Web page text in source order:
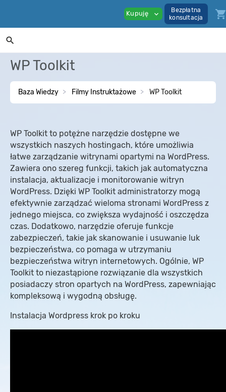
Kupuję expand_more
Bezpłatna
konsultacja
search
WP Toolkit
Baza Wiedzy Filmy Instruktażowe WP Toolkit
WP Toolkit to potężne narzędzie dostępne we
wszystkich naszych hostingach, które umożliwia
łatwe zarządzanie witrynami opartymi na WordPress.
Zawiera ono szereg funkcji, takich jak automatyczna
instalacja, aktualizacje i monitorowanie witryn
WordPress. Dzięki WP Toolkit administratorzy mogą
efektywnie zarządzać wieloma stronami WordPress z
jednego miejsca, co zwiększa wydajność i oszczędza
czas. Dodatkowo, narzędzie oferuje funkcje
zabezpieczeń, takie jak skanowanie i usuwanie luk
bezpieczeństwa, co pomaga w utrzymaniu
bezpieczeństwa witryn internetowych. Ogólnie, WP
Toolkit to niezastąpione rozwiązanie dla wszystkich
posiadaczy stron opartych na WordPress, zapewniając
kompleksową i wygodną obsługę.
Instalacja Wordpress krok po kroku